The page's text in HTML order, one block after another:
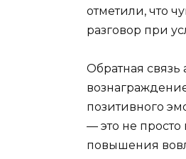
отметили, что
разговор при
Обратная
позитивного
— это не
повышения